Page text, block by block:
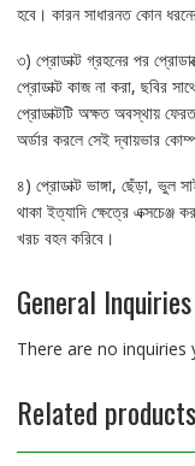
হবে। কারন সাধারনত কোন
৩) প্রোডাক্ট গ্রহনের পর
প্রোডাক্ট কাজ না করা, ছবির
প্রোডাক্টটি অক্ষত অবস্থায়
অর্ডার করলে সেই দ্বায়ভার
৪) প্রোডাক্ট ভাঙ্গা, ছেঁড়া, ভুল
থাকা ইত্যাদি ক্ষেত্রে এক্সচেঞ্জ
খরচ বহন করিবে।
General Inquiries
There are no inquiries
Related products